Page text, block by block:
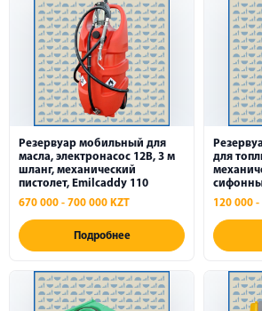
Тали
Гидравлические и ручные
Фильтры
Столы подъемные
Захваты
Емкости
Электроинструменты и
Резервуар мобильный для
масла, электронасос 12В, 3 м
шланг, механический
пистолет, Emilcaddy 110
670 000 - 700 000 KZT
Подробнее
для
120 000 -